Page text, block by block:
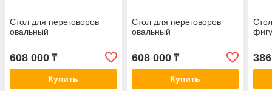
Стол для переговоров
овальный
608 000 ₸
Купить
Стол для переговоров
овальный
608 000₸
Купить